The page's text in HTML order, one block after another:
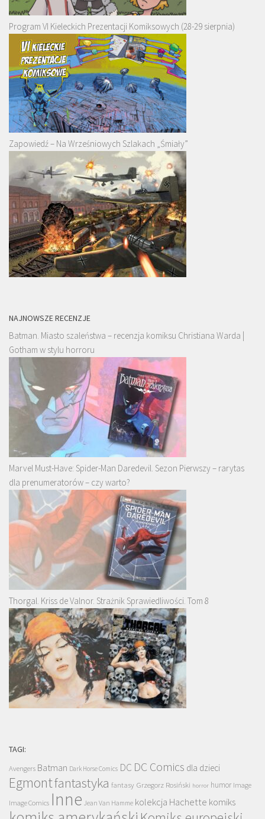
Program VI Kieleckich Prezentacji Komiksowych (28-29 sierpnia)
Zapowiedź – Na Wrześniowych Szlakach „Śmiały”
NAJNOWSZE RECENZJE
Batman. Miasto szaleństwa – recenzja komiksu Christiana Warda |
Gotham w stylu horroru
Marvel Must-Have: Spider-Man Daredevil. Sezon Pierwszy – rarytas
dla prenumeratorów – czy warto?
Thorgal. Kriss de Valnor. Strażnik Sprawiedliwości. Tom 8
TAGI:
Avengers Batman Dark Horse Comics DC DC Comics dla dzieci
Egmontfantastyka fantasy Grzegorz Rosiński horror humor Image
Image Comics Inne Jean Van Hamme kolekcja Hachette komiks